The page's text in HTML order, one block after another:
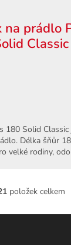
na prádlo
Classic
180 Solid
Délka šňůr
velké rodiny,
O
l
položek celkem